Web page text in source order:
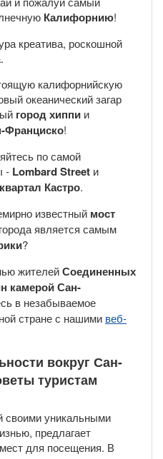
Калифорнию!
креатива, роскошной
калифорнийскую
океанический загар
город хиппи и
Франциско!
по самой
- Lombard Street и
квартал Кастро.
известный мост
является самым
?
жителейСоединенных
камерой Сан-
в незабываемое
стране с нашими веб-
вокруг Сан-
туристам
своими уникальными
предлагает
для посещения. В